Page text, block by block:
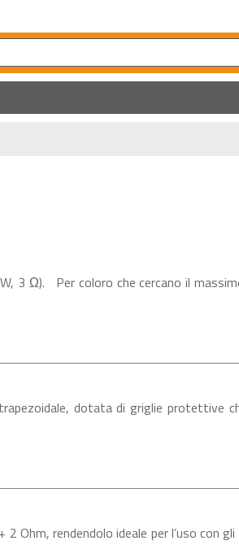
3 Ω). Per coloro che cercano il
dotata di griglie protettive
Ohm, rendendolo ideale per l’uso con